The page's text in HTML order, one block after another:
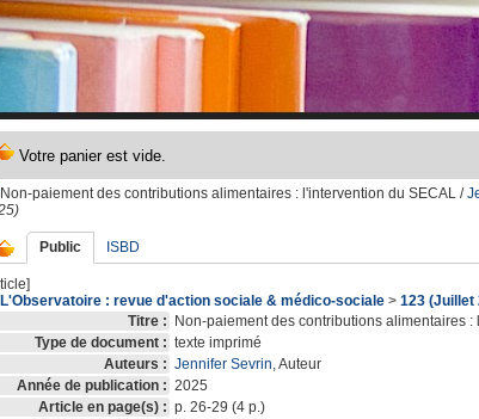
Non-paiement des contributions alimentaires: l'intervention du SECAL/
Public ISBD
L'Observatoire : revue d'action sociale & médico-sociale> 123 (Juillet
Titre :
Non-paiement des contributions alimentaires :
Type de document : texte imprimé
Auteurs : Jennifer Sevrin, Auteur
Année de publication : 2025
Article en page(s) : p. 26-29 (4 p.)